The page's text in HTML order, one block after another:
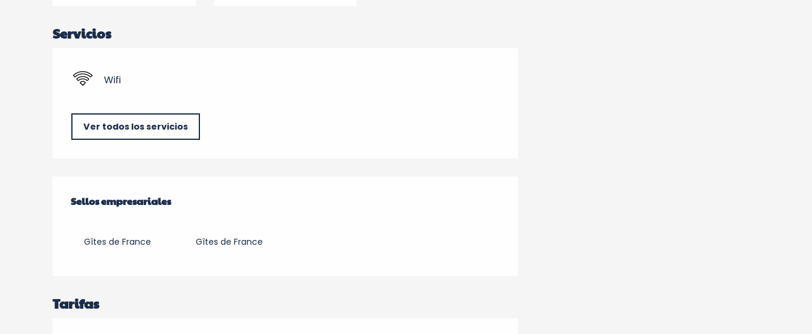
Servicios
Wifi
Ver todos los servicios
Oferta de prestaciones
Sellos empresariales
Sellos empresariales
Gîtes de France Gîtes de France
Tarifas